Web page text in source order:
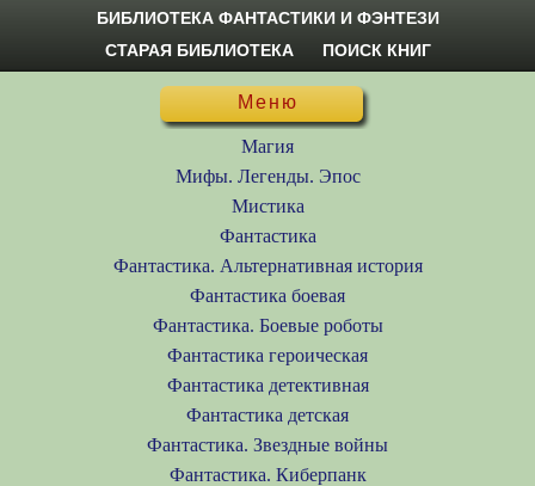
БИБЛИОТЕКА ФАНТАСТИКИ И ФЭНТЕЗИ
СТАРАЯ БИБЛИОТЕКА
ПОИСК КНИГ
Меню
Магия
Мифы. Легенды. Эпос
Мистика
Фантастика
Фантастика. Альтернативная история
Фантастика боевая
Фантастика. Боевые роботы
Фантастика героическая
Фантастика детективная
Фантастика детская
Фантастика. Звездные войны
Фантастика. Киберпанк